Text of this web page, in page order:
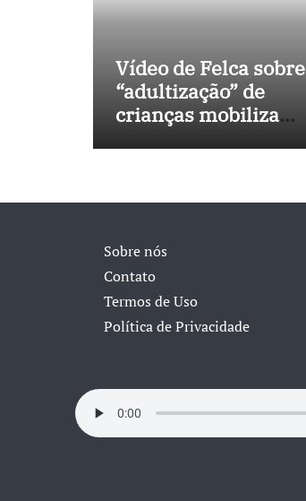
Vídeo de Felca sobre
“adultização” de
crianças mobiliza
Sobre nós
Contato
Termos de Uso
Política de Privacidade